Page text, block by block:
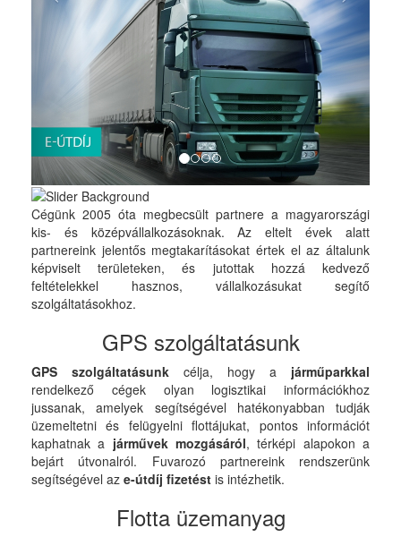
Cégünk 2005 óta megbecsült partnere a magyarországi
kis- és középvállalkozásoknak. Az eltelt évek alatt
partnereink jelentős megtakarításokat értek el az általunk
képviselt területeken, és jutottak hozzá kedvező
feltételekkel hasznos, vállalkozásukat segítő
szolgáltatásokhoz.
GPS szolgáltatásunk
GPS szolgáltatásunk célja, hogy a járműparkkal
rendelkező cégek olyan logisztikai információkhoz
jussanak, amelyek segítségével hatékonyabban tudják
üzemeltetni és felügyelni flottájukat, pontos információt
kaphatnak a járművek mozgásáról, térképi alapokon a
bejárt útvonalról. Fuvarozó partnereink rendszerünk
segítségével az e-útdíj fizetést is intézhetik.
Flotta üzemanyag